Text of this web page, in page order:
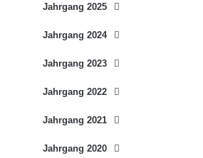
Jahrgang 2025
Jahrgang 2024
Jahrgang 2023
Jahrgang 2022
Jahrgang 2021
Jahrgang 2020